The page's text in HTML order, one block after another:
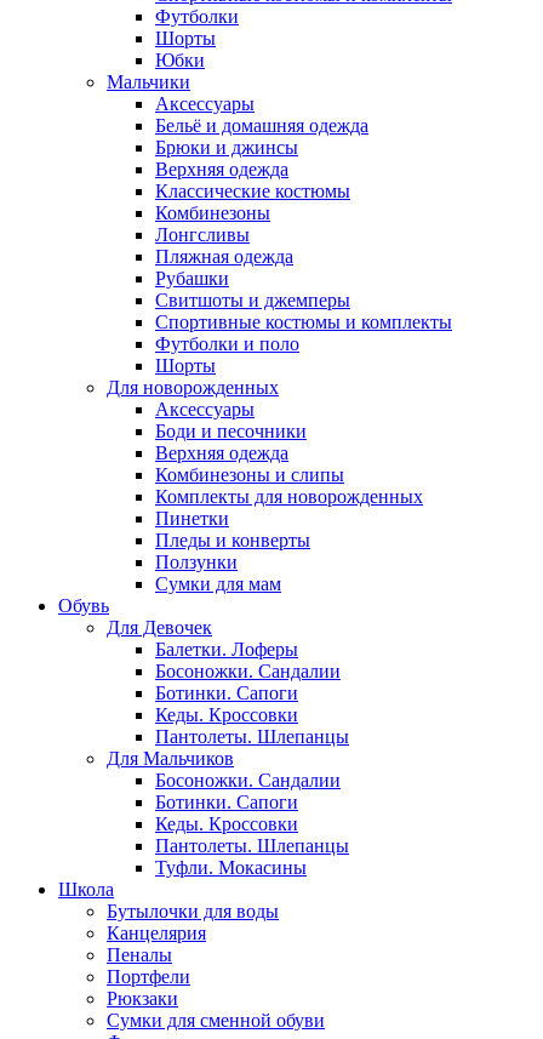
Футболки
Шорты
Юбки
Мальчики
Аксессуары
Бельё и домашняя одежда
Брюки и джинсы
Верхняя одежда
Классические костюмы
Комбинезоны
Лонгсливы
Пляжная одежда
Рубашки
Свитшоты и джемперы
Спортивные костюмы и комплекты
Футболки и поло
Шорты
Для новорожденных
Аксессуары
Боди и песочники
Верхняя одежда
Комбинезоны и слипы
Комплекты для новорожденных
Пинетки
Пледы и конверты
Ползунки
Сумки для мам
Обувь
Для Девочек
Балетки. Лоферы
Босоножки. Сандалии
Ботинки. Сапоги
Кеды. Кроссовки
Пантолеты. Шлепанцы
Для Мальчиков
Босоножки. Сандалии
Ботинки. Сапоги
Кеды. Кроссовки
Пантолеты. Шлепанцы
Туфли. Мокасины
Школа
Бутылочки для воды
Канцелярия
Пеналы
Портфели
Рюкзаки
Сумки для сменной обуви